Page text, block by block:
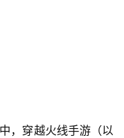
，穿越火线手游（以